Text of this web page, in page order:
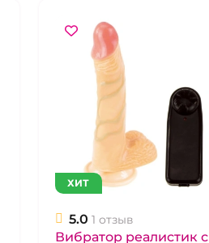
ХИТ
5.0 1 отзыв
Вибратор реалистик с